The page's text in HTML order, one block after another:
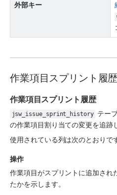
外部キー
作業項目スプリント履
作業項目スプリント履歴
jsw_issue_sprint_history テー
の作業項目割り当ての変更を追跡
使用されている列は次のとおりで
操作
作業項目がスプリントに追加され
たかを示します。